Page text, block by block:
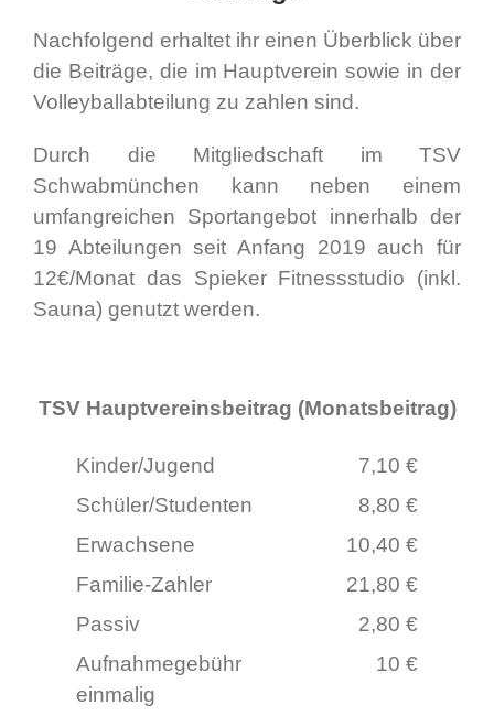
Nachfolgend erhaltet ihr einen Überblick über
die Beiträge, die im Hauptverein sowie in der
Volleyballabteilung zu zahlen sind.
Durch die Mitgliedschaft im TSV
Schwabmünchen kann neben einem
umfangreichen Sportangebot innerhalb der
19 Abteilungen seit Anfang 2019 auch für
12€/Monat das Spieker Fitnessstudio (inkl.
Sauna) genutzt werden.
TSV Hauptvereinsbeitrag (Monatsbeitrag)
Kinder/Jugend
7,10 €
Schüler/Studenten
8,80 €
Erwachsene
10,40 €
Familie-Zahler
21,80 €
Passiv
2,80 €
Aufnahmegebühr
einmalig
10 €